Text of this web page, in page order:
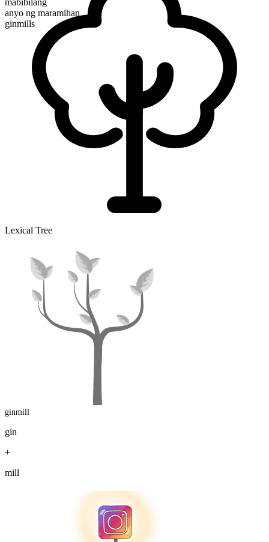
mabibilang
anyo ng maramihan
ginmills
Lexical Tree
ginmill
gin
+
mill